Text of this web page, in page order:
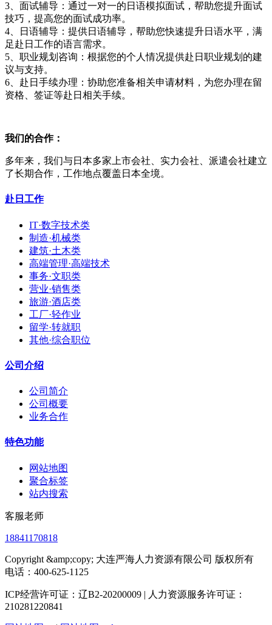
3、面试辅导：通过一对一的日语模拟面试，帮助您提升面试
技巧，提高您的面试成功率。
4、日语辅导：提供日语辅导，帮助您快速提升日语水平，满
足赴日工作的语言需求。
5、职业规划咨询：根据您的个人情况提供赴日职业规划的建
议与支持。
6、赴日手续办理：协助您准备相关申请材料，为您办理在留
资格、签证等赴日相关手续。
我们的合作：
多年来，我们与日本多家上市会社、实力会社、派遣会社建立
了长期合作，工作地点覆盖日本全境。
赴日工作
IT·数字技术类
制造·机械类
建筑·土木类
高端管理·高端技术
事务·文职类
营业·销售类
旅游·酒店类
工厂·轻作业
留学·转就职
其他·综合职位
公司介绍
公司简介
公司概要
业务合作
特色功能
网站地图
聚合标签
站内搜索
客服老师
18841170818
Copyright &amp;copy; 大连严海人力资源有限公司 版权所有
电话：400-625-1125
ICP经营许可证：辽B2-20200009 | 人力资源服务许可证：
210281220841